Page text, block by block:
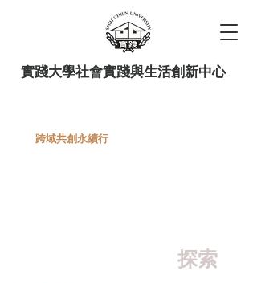
實踐大學社會實踐與生活創新中心
跨域共創永續行
探索